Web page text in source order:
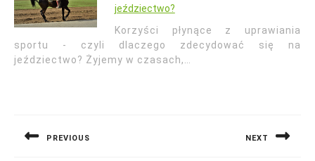
jeździectwo?
Korzyści płynące z uprawiania
sportu - czyli dlaczego zdecydować się na
jeździectwo? Żyjemy w czasach,…
PREVIOUS NEXT